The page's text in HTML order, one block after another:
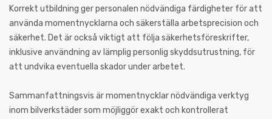
Korrekt utbildning ger personalen nödvändiga färdigheter för att
använda momentnycklarna och säkerställa arbetsprecision och
säkerhet. Det är också viktigt att följa säkerhetsföreskrifter,
inklusive användning av lämplig personlig skyddsutrustning, för
att undvika eventuella skador under arbetet.
Sammanfattningsvis är momentnycklar nödvändiga verktyg
inom bilverkstäder som möjliggör exakt och kontrollerat